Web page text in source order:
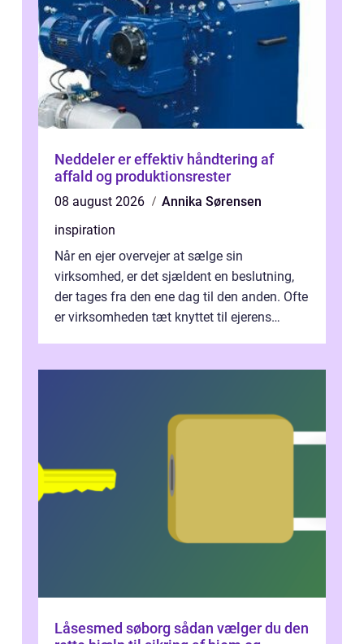
Neddeler er effektiv håndtering af
affald og produktionsrester
08 august 2026
Annika Sørensen
inspiration
Når en ejer overvejer at sælge sin
virksomhed, er det sjældent en beslutning,
der tages fra den ene dag til den anden. Ofte
er virksomheden tæt knyttet til ejerens
Låsesmed søborg sådan vælger du den